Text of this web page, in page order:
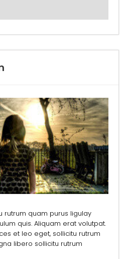
rutrum quam purus ligulay
quis. Aliquam erat volutpat.
et leo eget, sollicitu rutrum
libero sollicitu rutrum